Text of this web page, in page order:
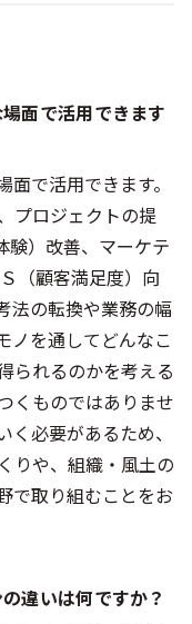
面で活用できます
で活用できます。
プロジェクトの提
験）改善、マーケテ
（顧客満足度）向
法の転換や業務の幅
ノを通してどんなこ
られるのかを考える
くものではありませ
必要があるため、
りや、組織・風土の
で取り組むことをお
違いは何ですか？